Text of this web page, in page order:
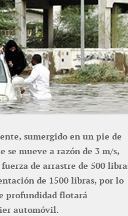
sumergido en un pie de
se mueve a razón de 3 m/s,
de arrastre de 500
de 1500 libras, por lo
profundidad flotará
automóvil.